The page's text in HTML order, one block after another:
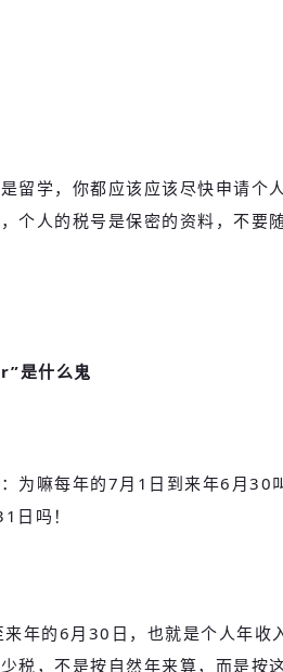
留学，你都应该应该尽快申请个
个人的税号是保密的资料，不要
是什么鬼
为嘛每年的7月1日到来年6月
日吗！
年的6月30日，也就是个人年收
税，不是按自然年来算，而是按